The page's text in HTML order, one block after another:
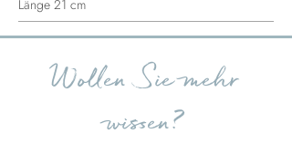
Länge 21 cm
Wollen Sie mehr
wissen?